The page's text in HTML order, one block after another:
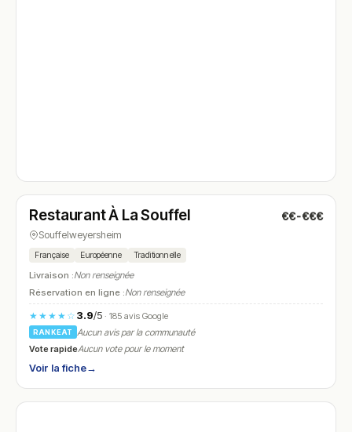
N° 4
Restaurant À La Souffel €€-€€€
Souffelweyersheim
Française Européenne Traditionnelle
Livraison :Non renseignée
Réservation en ligne :Non renseignée
★★★★☆ 3.9/5· 185 avis Google
RANKEAT
Aucun avis par la communauté
Vote rapideAucun vote pour le moment
Voir la fiche→